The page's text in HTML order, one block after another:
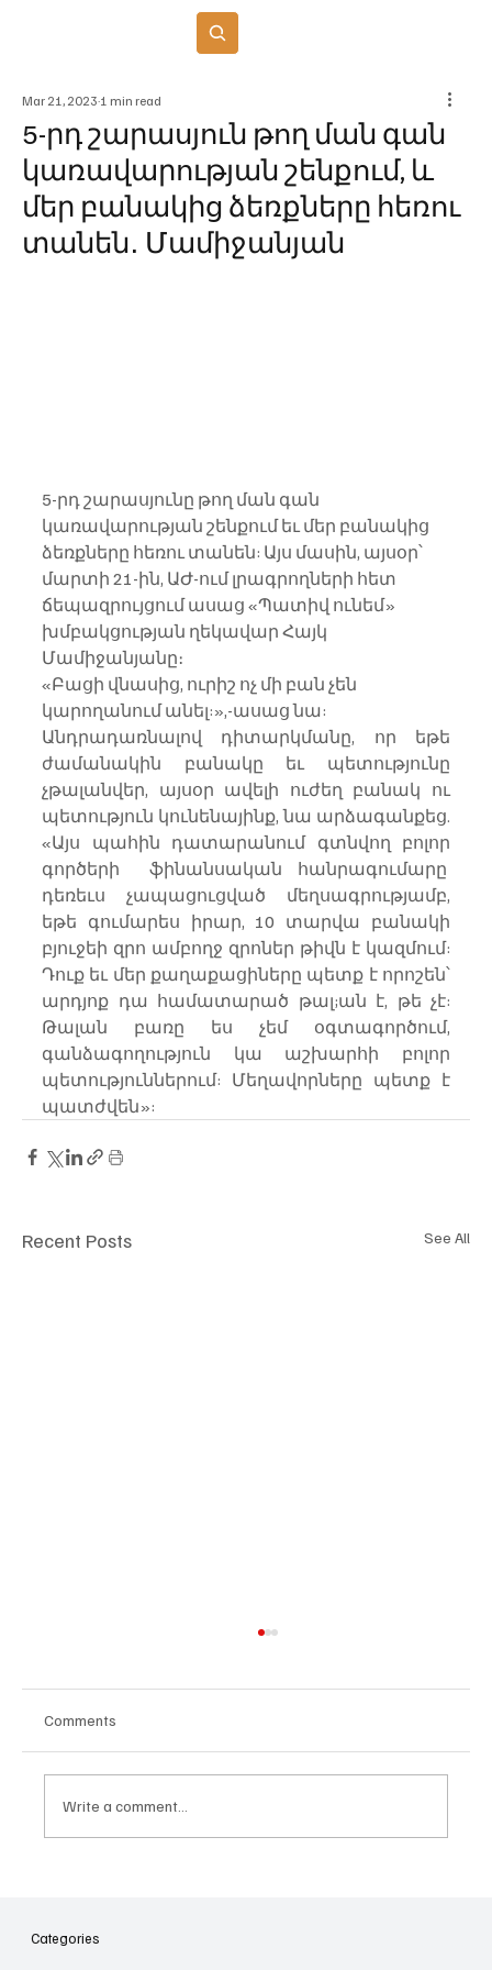
5-րդ շարասյուն թող ման գան
կառավարության շենքում, և
մեր բանակից ձեռքները հեռու
տանեն․ Մամիջանյան
Mar 21, 2023 1 min read
5-րդ շարասյունը թող ման գան
կառավարության շենքում եւ մեր բանակից
ձեռքները հեռու տանեն: Այս մասին, այսօր՝
մարտի 21-ին, ԱԺ-ում լրագրողների հետ
ճեպազրույցում ասաց «Պատիվ ունեմ»
խմբակցության ղեկավար Հայկ
Մամիջանյանը։
«Բացի վնասից, ուրիշ ոչ մի բան չեն
կարողանում անել:»,-ասաց նա:
Անդրադառնալով դիտարկմանը, որ եթե
ժամանակին բանակը եւ պետությունը
չթալանվեր, այսօր ավելի ուժեղ բանակ ու
պետություն կունենայինք, նա արձագանքեց.
«Այս պահին դատարանում գտնվող բոլոր
գործերի  ֆինանսական հանրագումարը
դեռեւս չապացուցված մեղսագրությամբ,
եթե գումարես իրար, 10 տարվա բանակի
բյուջեի զրո ամբողջ զրոներ թիվն է կազմում:
Դուք եւ մեր քաղաքացիները պետք է որոշեն՝
արդյոք դա համատարած թալ;ան է, թե չէ:
Թալան բառը ես չեմ օգտագործում,
գանձագողություն կա աշխարհի բոլոր
պետություններում: Մեղավորները պետք է
պատժվեն»:
Recent Posts See All
նվիրում որոշում
Comments
Write a comment...
Categories